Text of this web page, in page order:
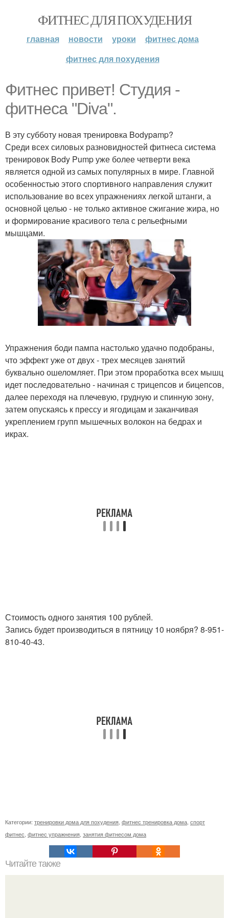
ФИТНЕС ДЛЯ ПОХУДЕНИЯ
главная новости уроки
фитнес дома
фитнес для похудения
Фитнес привет! Студия -
фитнеса "Diva".
В эту субботу новая тренировка Bodypamp?
Среди всех силовых разновидностей фитнеса система
тренировок Body Pump уже более четверти века
является одной из самых популярных в мире. Главной
особенностью этого спортивного направления служит
использование во всех упражнениях легкой штанги, а
основной целью - не только активное сжигание жира, но
и формирование красивого тела с рельефными
мышцами.
Упражнения боди пампа настолько удачно подобраны,
что эффект уже от двух - трех месяцев занятий
буквально ошеломляет. При этом проработка всех мышц
идет последовательно - начиная с трицепсов и бицепсов,
далее переходя на плечевую, грудную и спинную зону,
затем опускаясь к прессу и ягодицам и заканчивая
укреплением групп мышечных волокон на бедрах и
икрах.
Стоимость одного занятия 100 рублей.
Запись будет производиться в пятницу 10 ноября? 8-951-
810-40-43.
Категории: тренировки дома для похудения фитнес тренировка дома спорт
фитнес фитнес упражнения занятия фитнесом дома
Читайте также